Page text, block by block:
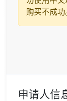
购买不成功
申请人信